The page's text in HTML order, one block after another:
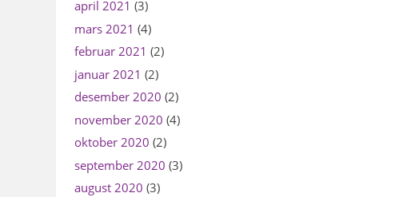
april 2021 (3)
mars 2021 (4)
februar 2021 (2)
januar 2021 (2)
desember 2020 (2)
november 2020 (4)
oktober 2020 (2)
september 2020 (3)
august 2020 (3)